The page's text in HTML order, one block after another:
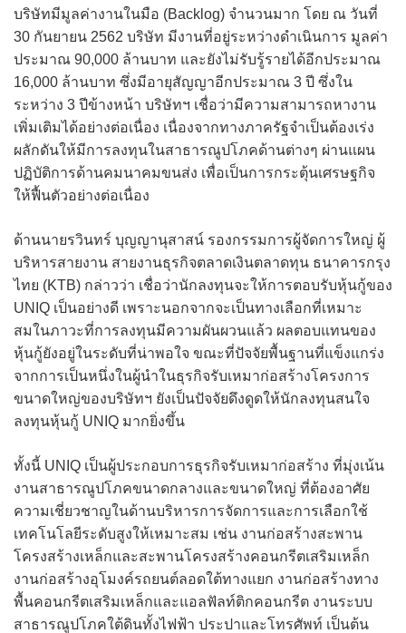
บริษัทมีมูลค่างานในมือ (Backlog) จำนวนมาก โดย ณ วันที่
30 กันยายน 2562 บริษัท มีงานที่อยู่ระหว่างดำเนินการ มูลค่า
ประมาณ 90,000 ล้านบาท และยังไม่รับรู้รายได้อีกประมาณ
16,000 ล้านบาท ซึ่งมีอายุสัญญาอีกประมาณ 3 ปี ซึ่งใน
ระหว่าง 3 ปีข้างหน้า บริษัทฯ เชื่อว่ามีความสามารถหางาน
เพิ่มเติมได้อย่างต่อเนื่อง เนื่องจากทางภาครัฐจำเป็นต้องเร่ง
ผลักดันให้มีการลงทุนในสาธารณูปโภคด้านต่างๆ ผ่านแผน
ปฏิบัติการด้านคมนาคมขนส่ง เพื่อเป็นการกระตุ้นเศรษฐกิจ
ให้ฟื้นตัวอย่างต่อเนื่อง
ด้านนายรวินทร์ บุญญานุสาสน์ รองกรรมการผู้จัดการใหญ่ ผู้
บริหารสายงาน สายงานธุรกิจตลาดเงินตลาดทุน ธนาคารกรุง
ไทย (KTB) กล่าวว่า เชื่อว่านักลงทุนจะให้การตอบรับหุ้นกู้ของ
UNIQ เป็นอย่างดี เพราะนอกจากจะเป็นทางเลือกที่เหมาะ
สมในภาวะที่การลงทุนมีความผันผวนแล้ว ผลตอบแทนของ
หุ้นกู้ยังอยู่ในระดับที่น่าพอใจ ขณะที่ปัจจัยพื้นฐานที่แข็งแกร่ง
จากการเป็นหนึ่งในผู้นำในธุรกิจรับเหมาก่อสร้างโครงการ
ขนาดใหญ่ของบริษัทฯ ยังเป็นปัจจัยดึงดูดให้นักลงทุนสนใจ
ลงทุนหุ้นกู้ UNIQ มากยิ่งขึ้น
ทั้งนี้ UNIQ เป็นผู้ประกอบการธุรกิจรับเหมาก่อสร้าง ที่มุ่งเน้น
งานสาธารณูปโภคขนาดกลางและขนาดใหญ่ ที่ต้องอาศัย
ความเชี่ยวชาญในด้านบริหารการจัดการและการเลือกใช้
เทคโนโลยีระดับสูงให้เหมาะสม เช่น งานก่อสร้างสะพาน
โครงสร้างเหล็กและสะพานโครงสร้างคอนกรีตเสริมเหล็ก
งานก่อสร้างอุโมงค์รถยนต์ลอดใต้ทางแยก งานก่อสร้างทาง
พื้นคอนกรีตเสริมเหล็กและแอลฟัลท์ติกคอนกรีต งานระบบ
สาธารณูปโภคใต้ดินทั้งไฟฟ้า ประปาและโทรศัพท์ เป็นต้น